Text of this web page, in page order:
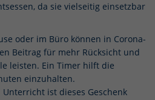
da sie vielseitig einsetzbar
oder im Büro können in Corona-
Beitrag für mehr Rücksicht und
leisten. Ein Timer hilft die
einzuhalten.
ist dieses Geschenk